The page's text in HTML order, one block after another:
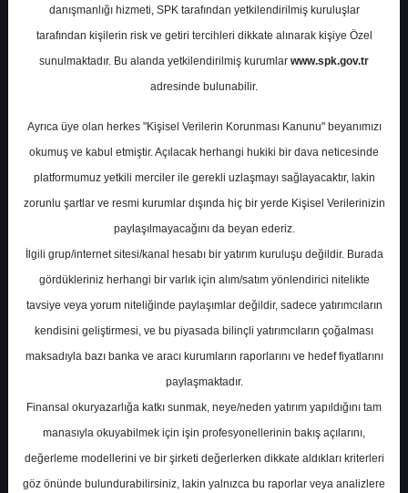
Hedef Fiyat 140.20 ₺
Getiri
%24.07
0 0
En Yüksek Tahmin
Ortalama Fiyat Tahmini 163,46 ₺
Ortalama Getiri Potansiyeli %44.65
Kurum Sayısı
danışmanlığı hizmeti, SPK tarafından yetkilendirilmiş kuruluşlar
tarafından kişilerin risk ve getiri tercihleri dikkate alınarak kişiye Özel
sunulmaktadır. Bu alanda yetkilendirilmiş kurumlar www.spk.gov.tr
adresinde bulunabilir.
Ayrıca üye olan herkes "Kişisel Verilerin Korunması Kanunu" beyanımızı
okumuş ve kabul etmiştir. Açılacak herhangi hukiki bir dava neticesinde
platformumuz yetkili merciler ile gerekli uzlaşmayı sağlayacaktır, lakin
zorunlu şartlar ve resmi kurumlar dışında hiç bir yerde Kişisel Verilerinizin
paylaşılmayacağını da beyan ederiz.
İlgili grup/internet sitesi/kanal hesabı bir yatırım kuruluşu değildir. Burada
gördükleriniz herhangi bir varlık için alım/satım yönlendirici nitelikte
tavsiye veya yorum niteliğinde paylaşımlar değildir, sadece yatırımcıların
kendisini geliştirmesi, ve bu piyasada bilinçli yatırımcıların çoğalması
maksadıyla bazı banka ve aracı kurumların raporlarını ve hedef fiyatlarını
paylaşmaktadır.
Finansal okuryazarlığa katkı sunmak, neye/neden yatırım yapıldığını tam
manasıyla okuyabilmek için işin profesyonellerinin bakış açılarını,
değerleme modellerini ve bir şirketi değerlerken dikkate aldıkları kriterleri
göz önünde bulundurabilirsiniz, lakin yalnızca bu raporlar veya analizlere